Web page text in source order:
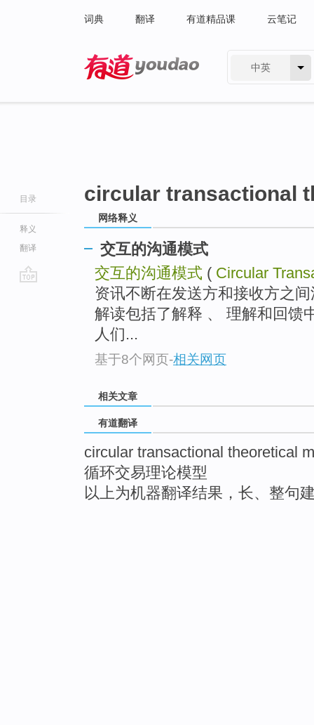
词典 翻译 有道精品课 云笔记
中英
目录
释义
翻译
circular transactional
网络释义
交互的沟通模式
交互的沟通模式 ( Circular
资讯不断在发送方和接收方之
解读包括了解释 、 理解和回馈
人们...
基于8个网页-相关网页
相关文章
有道翻译
circular transactional theoretical
循环交易理论模型
以上为机器翻译结果，长、整句